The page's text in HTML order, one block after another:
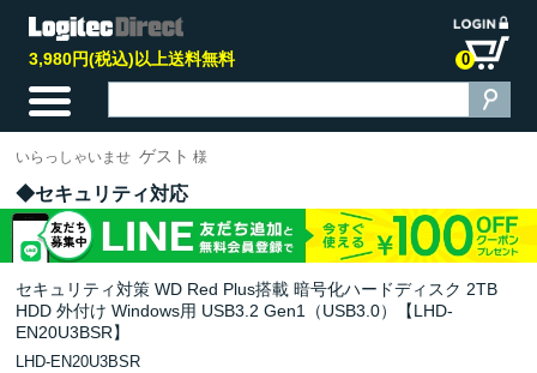
3,980円(税込)以上送料無料 0
いらっしゃいませ ゲスト 様
セキュリティ対応
セキュリティ対策 WD Red Plus搭載 暗号化ハードディスク 2TB
HDD 外付け Windows用 USB3.2 Gen1（USB3.0）【LHD-
EN20U3BSR】
LHD-EN20U3BSR